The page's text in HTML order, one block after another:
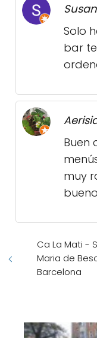
Solo
bar
Buen
muy
Ca La Mati -
Maria de
Barcelona